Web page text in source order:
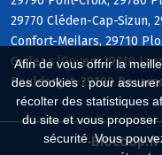
Afin de vous offrir la
des cookies : pour
récolter des statistiques
du site et vous
sécurité. Vous
29770 Cléden-Cap-Sizun,
Confort-Meilars, 29710
Guiler s/Goyen, 29710
Pouldergat, 29100
Biocoop.fr